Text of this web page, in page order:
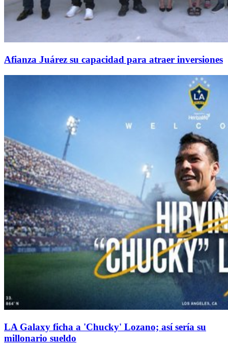
Afianza Juárez su capacidad para atraer inversiones
LA Galaxy ficha a 'Chucky' Lozano; así sería su
millonario sueldo